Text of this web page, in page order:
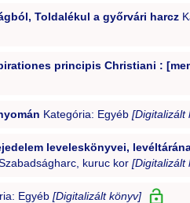
Toldalékul a győrvári harcz
principis Christiani :
Kategória: Egyéb [Digitalizált
leveleskönyvei,
kuruc kor [Digitalizált
Egyéb [Digitalizált könyv]